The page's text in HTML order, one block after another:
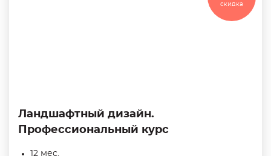
Ландшафтный дизайн.
Профессиональный курс
12 мес.
скидка